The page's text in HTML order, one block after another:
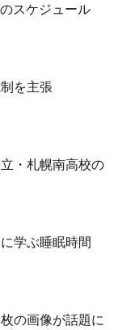
スケジュール
を主張
・札幌南高校の
学ぶ睡眠時間
の画像が話題に